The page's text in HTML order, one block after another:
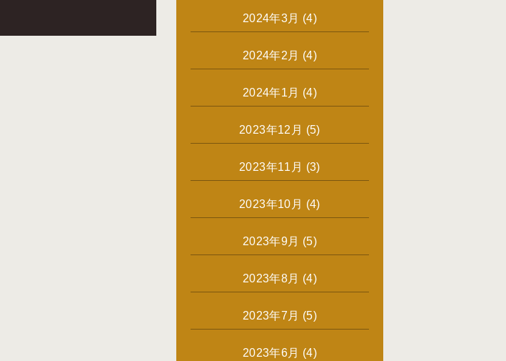
2024年3月 (4)
2024年2月 (4)
2024年1月 (4)
2023年12月 (5)
2023年11月 (3)
2023年10月 (4)
2023年9月 (5)
2023年8月 (4)
2023年7月 (5)
2023年6月 (4)